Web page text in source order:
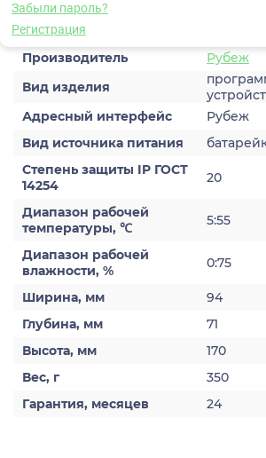
Забыли пароль?
Регистрация
Характеристики
Производитель
Рубеж
Вид изделия
Адресный интерфейс
Рубеж
Вид источника питания
Степень защиты IP ГОСТ
14254
20
Диапазон рабочей
температуры, ℃
5:55
Диапазон рабочей
влажности, %
0:75
Ширина, мм
94
Глубина, мм
71
Высота, мм
170
Вес, г
350
Гарантия, месяцев
24